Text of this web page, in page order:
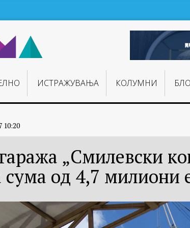
ИСТРАЖУВАЊA КОЛУМНИ
10:20
„Смилевски
сума од 4,7 милиони